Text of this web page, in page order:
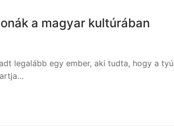
a magyar kultúrában
legalább egy ember, aki tudta, hogy a